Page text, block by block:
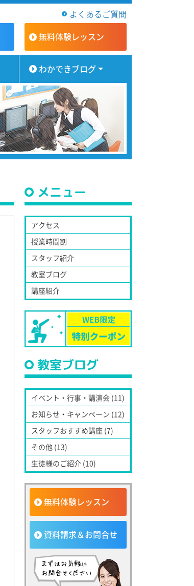
よくあるご質問
無料体験レッスン
わかできブログ
メニュー
アクセス
授業時間割
スタッフ紹介
教室ブログ
講座紹介
教室ブログ
イベント・行事・講演会 (11)
お知らせ・キャンペーン (12)
スタッフおすすめ講座 (7)
その他 (13)
生徒様のご紹介 (10)
無料体験レッスン
資料請求＆お問合せ